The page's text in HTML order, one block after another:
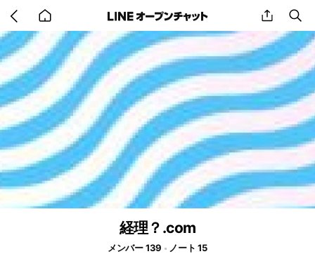
back
to
home
share
経理？.com
メンバー 139
ノート 15